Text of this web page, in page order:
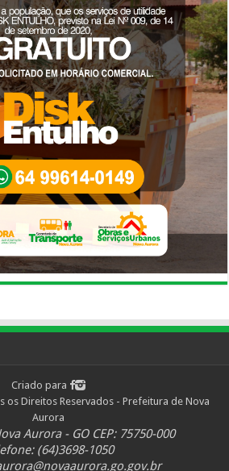
Criado para
os Direitos Reservados - Prefeitura de Nova
Aurora
Aurora - GO CEP: 75750-000
(64)3698-1050